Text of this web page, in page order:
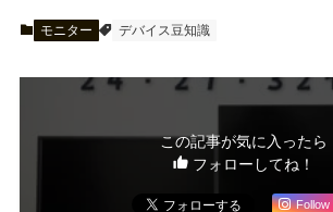
モニター デバイス豆知識
この記事が気に入ったら
フォローしてね！
Follow